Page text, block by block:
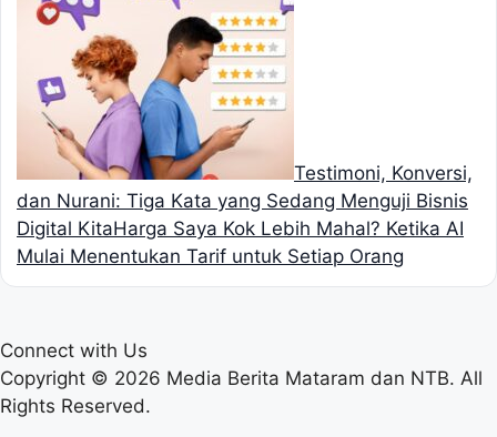
Testimoni, Konversi,
dan Nurani: Tiga Kata yang Sedang Menguji Bisnis
Digital KitaHarga Saya Kok Lebih Mahal? Ketika AI
Mulai Menentukan Tarif untuk Setiap Orang
Connect with Us
Copyright © 2026 Media Berita Mataram dan NTB. All
Rights Reserved.